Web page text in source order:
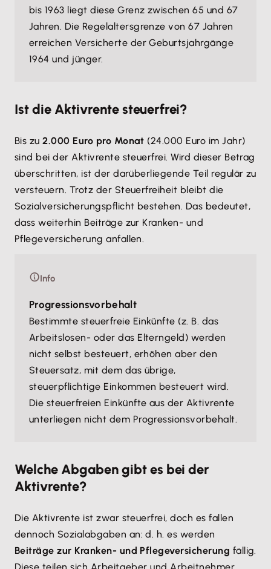
bis 1963 liegt diese Grenz zwischen 65 und 67
Jahren. Die Regelaltersgrenze von 67 Jahren
erreichen Versicherte der Geburtsjahrgänge
1964 und jünger.
Ist die Aktivrente steuerfrei?
Bis zu2.000 Euro pro Monat (24.000 Euro im Jahr)
sind bei der Aktivrente steuerfrei. Wird dieser Betrag
überschritten, ist der darüberliegende Teil regulär zu
versteuern. Trotz der Steuerfreiheit bleibt die
Sozialversicherungspflicht bestehen. Das bedeutet,
dass weiterhin Beiträge zur Kranken- und
Pflegeversicherung anfallen.
Info
Progressionsvorbehalt
Bestimmte steuerfreie Einkünfte (z. B. das
Arbeitslosen- oder das Elterngeld) werden
nicht selbst besteuert, erhöhen aber den
Steuersatz, mit dem das übrige,
steuerpflichtige Einkommen besteuert wird.
Die steuerfreien Einkünfte aus der Aktivrente
unterliegen nicht dem Progressionsvorbehalt.
Welche Abgaben gibt es bei der
Aktivrente?
Die Aktivrente ist zwar steuerfrei, doch es fallen
dennoch Sozialabgaben an: d. h. es werden
Beiträge zur Kranken- und Pflegeversicherung fällig.